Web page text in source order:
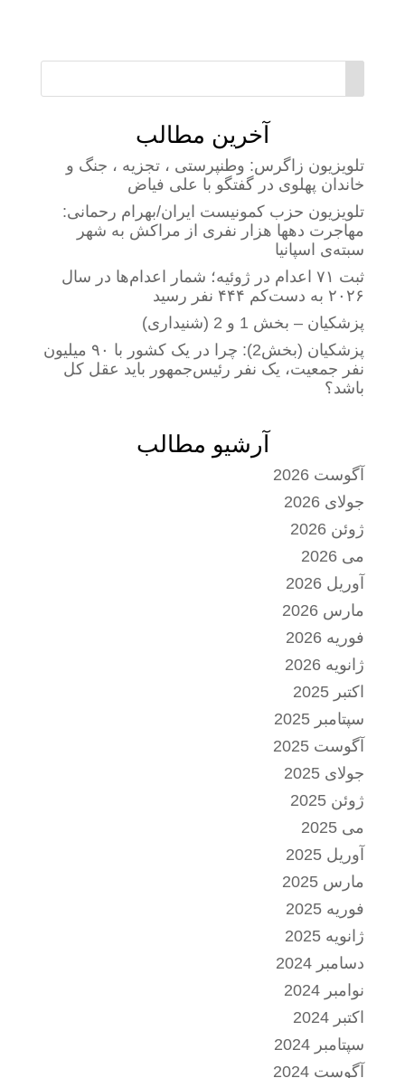
آخرین مطالب
تلویزیون زاگرس: وطنپرستی ، تجزیه ، جنگ و
خاندان پهلوی در گفتگو با علی فیاض
تلویزیون حزب کمونیست ایران/بهرام رحمانی:
مهاجرت دهها هزار نفری از مراکش به شهر
سبته‌ی اسپانیا
ثبت ۷۱ اعدام در ژوئیه؛ شمار اعدام‌ها در سال
۲۰۲۶ به دست‌کم ۴۴۴ نفر رسید
پزشکیان – بخش 1 و 2 (شنیداری)
پزشکیان (بخش2): چرا در یک کشور با ۹۰ میلیون
نفر جمعیت، یک نفر رئیس‌جمهور باید عقل کل
باشد؟
آرشیو مطالب
آگوست 2026
جولای 2026
ژوئن 2026
می 2026
آوریل 2026
مارس 2026
فوریه 2026
ژانویه 2026
اکتبر 2025
سپتامبر 2025
آگوست 2025
جولای 2025
ژوئن 2025
می 2025
آوریل 2025
مارس 2025
فوریه 2025
ژانویه 2025
دسامبر 2024
نوامبر 2024
اکتبر 2024
سپتامبر 2024
آگوست 2024